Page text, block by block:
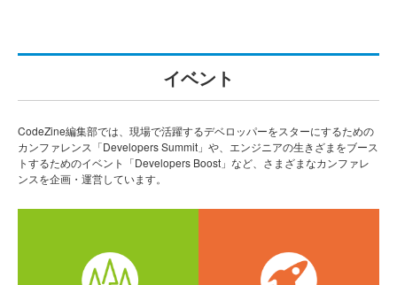
イベント
CodeZine編集部では、現場で活躍するデベロッパーをスターにするための
カンファレンス「Developers Summit」や、エンジニアの生きざまをブース
トするためのイベント「Developers Boost」など、さまざまなカンファレ
ンスを企画・運営しています。